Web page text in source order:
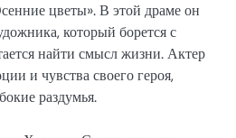
цветы». В этой драме он
который борется с
найти смысл жизни. Актер
и чувства своего героя,
раздумья.